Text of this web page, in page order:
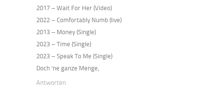
2017 – Wait For Her (Video)
2022 – Comfortably Numb (live)
2013 – Money (Single)
2023 – Time (Single)
2023 – Speak To Me (Single)
Doch ‘ne ganze Menge,
Antworten